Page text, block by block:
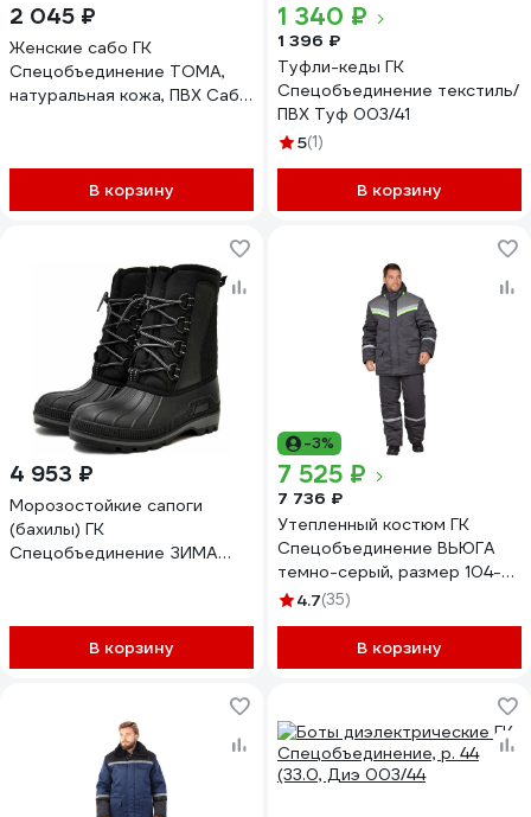
2 045 ₽
Женские сабо ГК
Спецобъединение ТОМА,
натуральная кожа, ПВХ Саб
В корзину
1 340 ₽
1 396 ₽
Туфли-кеды ГК
Спецобъединение текстиль/
ПВХ Туф 003/41
5(1)
В корзину
4 953 ₽
Морозостойкие сапоги
(бахилы) ГК
Спецобъединение ЗИМА
В корзину
-3%
7 525 ₽
7 736 ₽
Утепленный костюм ГК
Спецобъединение ВЬЮГА
темно-серый, размер 104-
108, рост 170-176 Кос
4.7(35)
В корзину